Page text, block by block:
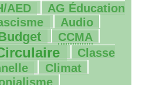
/AED AG Éducation
Audio
CCMA
Classe
Climat